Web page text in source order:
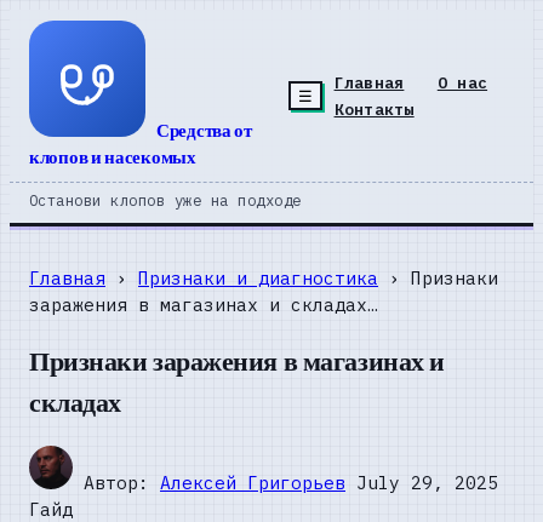
Средства от
клопов и насекомых
☰
Главная
О нас
Контакты
Останови клопов уже на подходе
Главная › Признаки и диагностика › Признаки
заражения в магазинах и складах…
Признаки заражения в магазинах и
складах
Автор: Алексей Григорьев July 29, 2025
Гайд